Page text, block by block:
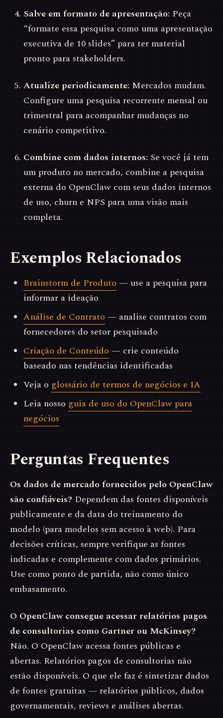
Salve em formato de apresentação: Peça
“formate essa pesquisa como uma apresentação
executiva de 10 slides” para ter material
pronto para stakeholders.
Atualize periodicamente: Mercados mudam.
Configure uma pesquisa recorrente mensal ou
trimestral para acompanhar mudanças no
cenário competitivo.
Combine com dados internos: Se você já tem
um produto no mercado, combine a pesquisa
externa do OpenClaw com seus dados internos
de uso, churn e NPS para uma visão mais
completa.
Exemplos Relacionados
Brainstorm de Produto — use a pesquisa para
informar a ideação
Análise de Contrato — analise contratos com
fornecedores do setor pesquisado
Criação de Conteúdo — crie conteúdo
baseado nas tendências identificadas
Veja o glossário de termos de negócios e IA
Leia nosso guia de uso do OpenClaw para
negócios
Perguntas Frequentes
Os dados de mercado fornecidos pelo OpenClaw
são confiáveis? Dependem das fontes disponíveis
publicamente e da data do treinamento do
modelo (para modelos sem acesso à web). Para
decisões críticas, sempre verifique as fontes
indicadas e complemente com dados primários.
Use como ponto de partida, não como único
embasamento.
O OpenClaw consegue acessar relatórios pagos
de consultorias como Gartner ou McKinsey?
Não. O OpenClaw acessa fontes públicas e
abertas. Relatórios pagos de consultorias não
estão disponíveis. O que ele faz é sintetizar dados
de fontes gratuitas — relatórios públicos, dados
governamentais, reviews e análises abertas.